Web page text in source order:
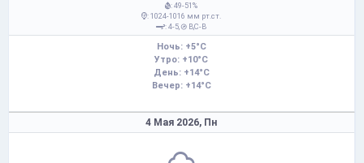
: 49-51%
: 1024-1016 мм рт.ст.
: 4-5,
В,С-В
Ночь: +5°C
Утро: +10°C
День: +14°C
Вечер: +14°C
4 Мая 2026, Пн